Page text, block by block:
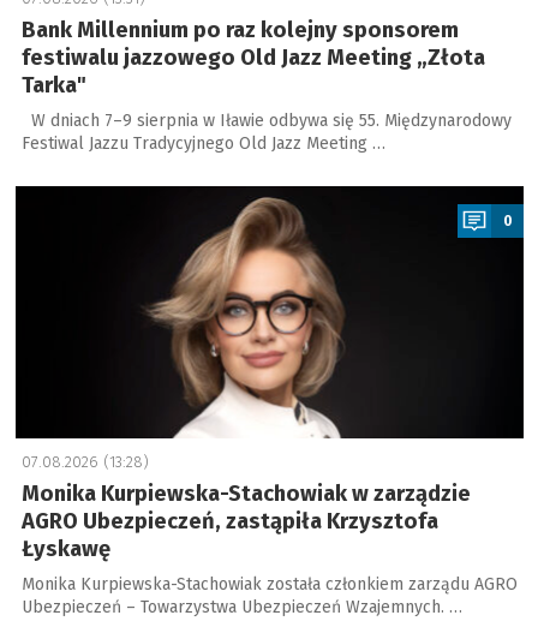
Bank Millennium po raz kolejny sponsorem
festiwalu jazzowego Old Jazz Meeting „Złota
Tarka"
W dniach 7–9 sierpnia w Iławie odbywa się 55. Międzynarodowy
Festiwal Jazzu Tradycyjnego Old Jazz Meeting …
a
0
07.08.2026 (13:28)
Monika Kurpiewska-Stachowiak w zarządzie
AGRO Ubezpieczeń, zastąpiła Krzysztofa
Łyskawę
Monika Kurpiewska-Stachowiak została członkiem zarządu AGRO
Ubezpieczeń – Towarzystwa Ubezpieczeń Wzajemnych. …